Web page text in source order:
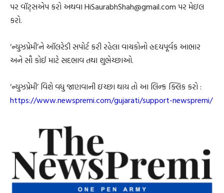
પર વૉટ્સએપ કરો અથવા HiSaurabhShah@gmail.com પર મેઇલ
કરો.
‘ન્યુઝપ્રેમી’ને ઑલરેડી સપોર્ટ કરી રહેલા વાચકોનો હ્રદયપૂર્વક આભાર
અને સૌ કોઈ માટે સદભાવ તથા શુભેચ્છાઓ.
‘ન્યુઝપ્રેમી’ વિશે વધુ જાણવાની ઇચ્છા થાય તો આ લિન્ક ક્લિક કરો :
https://www.newspremi.com/gujarati/support-newspremi/